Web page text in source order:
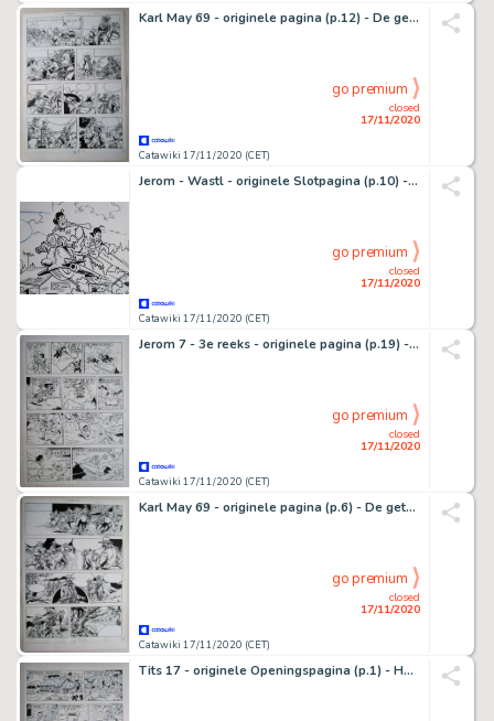
Karl May 69 - originele pagina (p.12) - De getuige - (1981)
Catawiki 17/11/2020 (CET)
closed
17/11/2020
go premium
Jerom - Wastl - originele Slotpagina (p.10) - Einde - De kleppende klokken - Symphonie fÃ¼r Glockenklauer
Catawiki 17/11/2020 (CET)
closed
17/11/2020
go premium
Jerom 7 - 3e reeks - originele pagina (p.19) - De elfenplaneet - (1983)
Catawiki 17/11/2020 (CET)
closed
17/11/2020
go premium
Karl May 69 - originele pagina (p.6) - De getuige - (1981)
Catawiki 17/11/2020 (CET)
closed
17/11/2020
go premium
Tits 17 - originele Openingspagina (p.1) - Het mysterieuze parelsnoer - (1982)